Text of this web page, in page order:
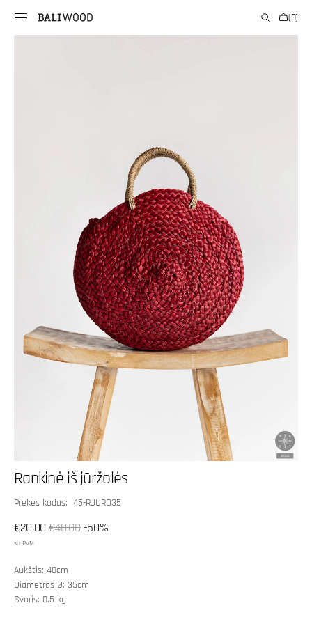
PRIE
Krepšelis
(0)
0
Rankinė iš jūržolės
SKU:
Prekės kodas: 45-RJURD35
Įprasta
€40,00
Išpardavimo
kaina
€20,00 -50%
su PVM
Aukštis: 40cm
Diametras Ø: 35cm
Svoris: 0.5 kg